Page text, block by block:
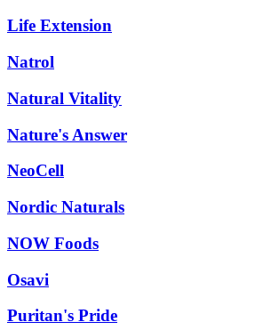
Life Extension
Natrol
Natural Vitality
Nature's Answer
NeoCell
Nordic Naturals
NOW Foods
Osavi
Puritan's Pride